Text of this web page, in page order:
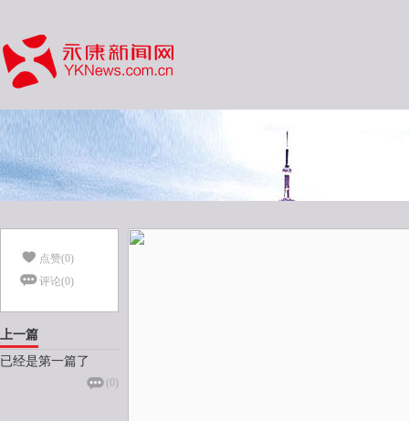
点赞(0)
评论(0)
上一篇
已经是第一篇了
(0)